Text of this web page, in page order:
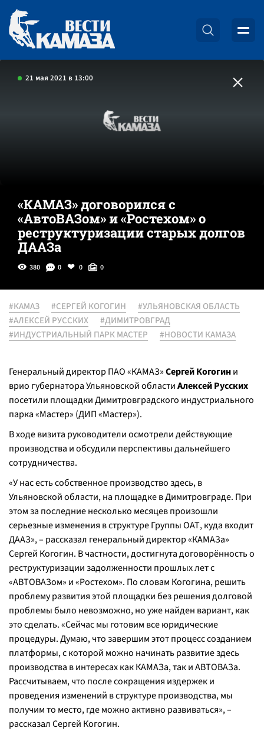
21 мая 2021 в 13:00
«КАМАЗ» договорился с
«АвтоВАЗом» и «Ростехом» о
реструктуризации старых долгов
ДААЗа
380 0 0 0
#КАМАЗ #СЕРГЕЙ КОГОГИН
#УЛЬЯНОВСКАЯ ОБЛАСТЬ
#АЛЕКСЕЙ РУССКИХ
#ДИМИТРОВГРАД
#ИНДУСТРИАЛЬНЫЙ ПАРК МАСТЕР
#НОВОСТИ КАМАЗА
Генеральный директор ПАО «КАМАЗ»Сергей Когогини
врио губернатора Ульяновской областиАлексей Русских
посетили площадки Димитровградского индустриального
парка «Мастер» (ДИП «Мастер»).
В ходе визита руководители осмотрели действующие
производства и обсудили перспективы дальнейшего
сотрудничества.
«У нас есть собственное производство здесь, в
Ульяновской области, на площадке в Димитровграде. При
этом за последние несколько месяцев произошли
серьезные изменения в структуре Группы ОАТ, куда входит
ДААЗ», – рассказал генеральный директор «КАМАЗа»
Сергей Когогин. В частности, достигнута договорённость о
реструктуризации задолженности прошлых лет с
«АВТОВАЗом» и «Ростехом». По словам Когогина, решить
проблему развития этой площадки без решения долговой
проблемы было невозможно, но уже найден вариант, как
это сделать. «Сейчас мы готовим все юридические
процедуры. Думаю, что завершим этот процесс созданием
платформы, с которой можно начинать развитие здесь
производства в интересах как КАМАЗа, так и АВТОВАЗа.
Рассчитываем, что после сокращения издержек и
проведения изменений в структуре производства, мы
получим то место, где можно активно развиваться», –
рассказал Сергей Когогин.